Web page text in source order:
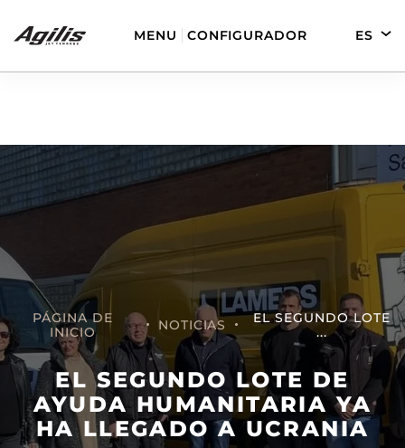
MENU CONFIGURADOR
ES
AGILIS 280
AGILIS 280E
AGILIS 330C
AGILIS 355C
PÁGINA DE
INICIO
NOTICIAS
EL SEGUNDO LOTE
...
EL SEGUNDO LOTE DE
AYUDA HUMANITARIA YA
HA LLEGADO A UCRANIA